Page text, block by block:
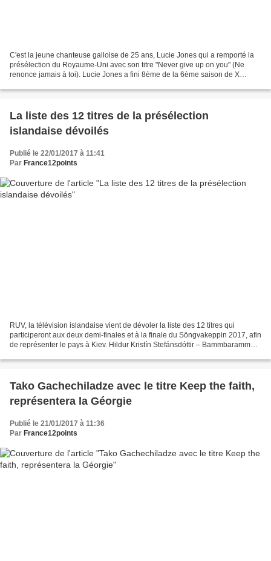
C'est la jeune chanteuse galloise de 25 ans, Lucie Jones qui a remporté la
présélection du Royaume-Uni avec son titre "Never give up on you" (Ne
renonce jamais à toi). Lucie Jones a fini 8ème de la 6ème saison de X
La liste des 12 titres de la présélection
islandaise dévoilés
Publié le 22/01/2017 à 11:41
Par France12points
RUV, la télévision islandaise vient de dévoler la liste des 12 titres qui
participeront aux deux demi-finales et à la finale du Söngvakeppin 2017, afin
de représenter le pays à Kiev. Hildur Kristín Stefánsdóttir – Bammbaramm
Tako Gachechiladze avec le titre Keep the faith,
représentera la Géorgie
Publié le 21/01/2017 à 11:36
Par France12points